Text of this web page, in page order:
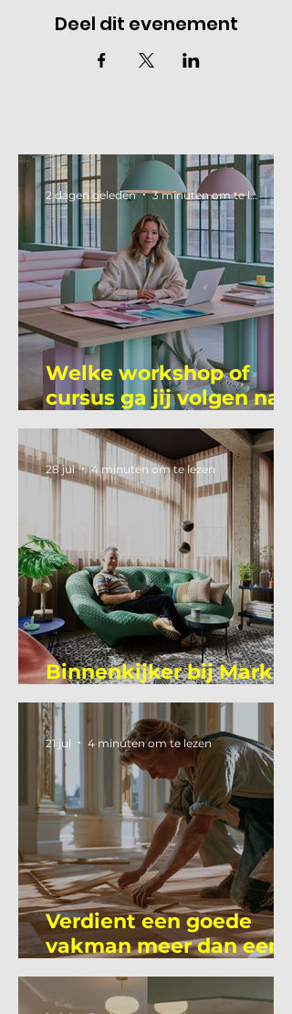
Deel dit evenement
Welke workshop of
cursus ga jij volgen na
je vakantie?
2 dagen geleden 3 minuten om te lezen
Binnenkijker bij Mark
Mutsaers
28 jul 4 minuten om te lezen
Verdient een goede
vakman meer dan een
gemiddelde
academicus?
21 jul 4 minuten om te lezen